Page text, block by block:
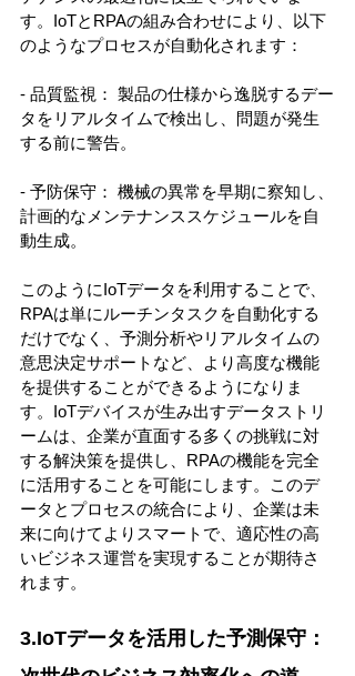
す。IoTとRPAの組み合わせにより、以下
のようなプロセスが自動化されます：
- 品質監視： 製品の仕様から逸脱するデー
タをリアルタイムで検出し、問題が発生
する前に警告。
- 予防保守： 機械の異常を早期に察知し、
計画的なメンテナンススケジュールを自
動生成。
このようにIoTデータを利用することで、
RPAは単にルーチンタスクを自動化する
だけでなく、予測分析やリアルタイムの
意思決定サポートなど、より高度な機能
を提供することができるようになりま
す。IoTデバイスが生み出すデータストリ
ームは、企業が直面する多くの挑戦に対
する解決策を提供し、RPAの機能を完全
に活用することを可能にします。このデ
ータとプロセスの統合により、企業は未
来に向けてよりスマートで、適応性の高
いビジネス運営を実現することが期待さ
れます。
3.IoTデータを活用した予測保守：